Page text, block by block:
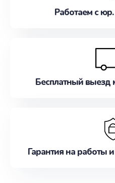
Работаем с
Бесплатный выезд
Гарантия на работы